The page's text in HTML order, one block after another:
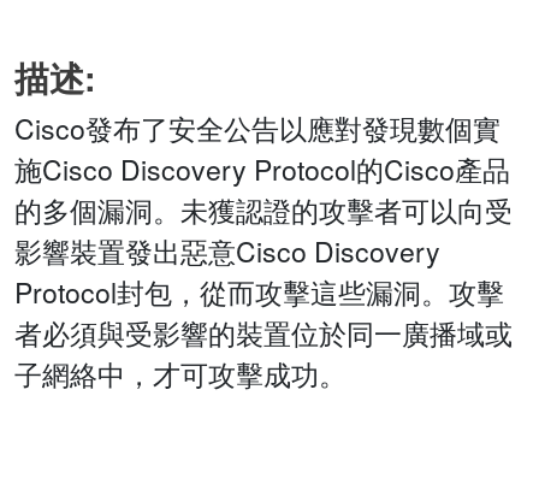
描述:
Cisco發布了安全公告以應對發現數個實
施Cisco Discovery Protocol的Cisco產品
的多個漏洞。未獲認證的攻擊者可以向受
影響裝置發出惡意Cisco Discovery
Protocol封包，從而攻擊這些漏洞。攻擊
者必須與受影響的裝置位於同一廣播域或
子網絡中，才可攻擊成功。